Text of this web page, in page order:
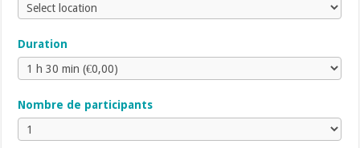
Duration
Nombre de participants